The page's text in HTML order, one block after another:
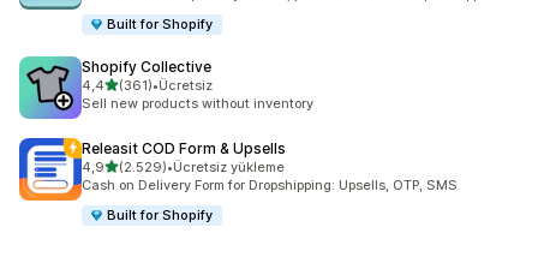
Built for Shopify
Shopify Collective
4,45 yıldız üzerinden
(361)
toplam 361 değerlendirme
•Ücretsiz
Sell new products without inventory
Releasit COD Form & Upsells
4,95 yıldız üzerinden
(2.529)
toplam 2529 değerlendirme
•Ücretsiz yükleme
Cash on Delivery Form for Dropshipping: Upsells, OTP, SMS
Built for Shopify